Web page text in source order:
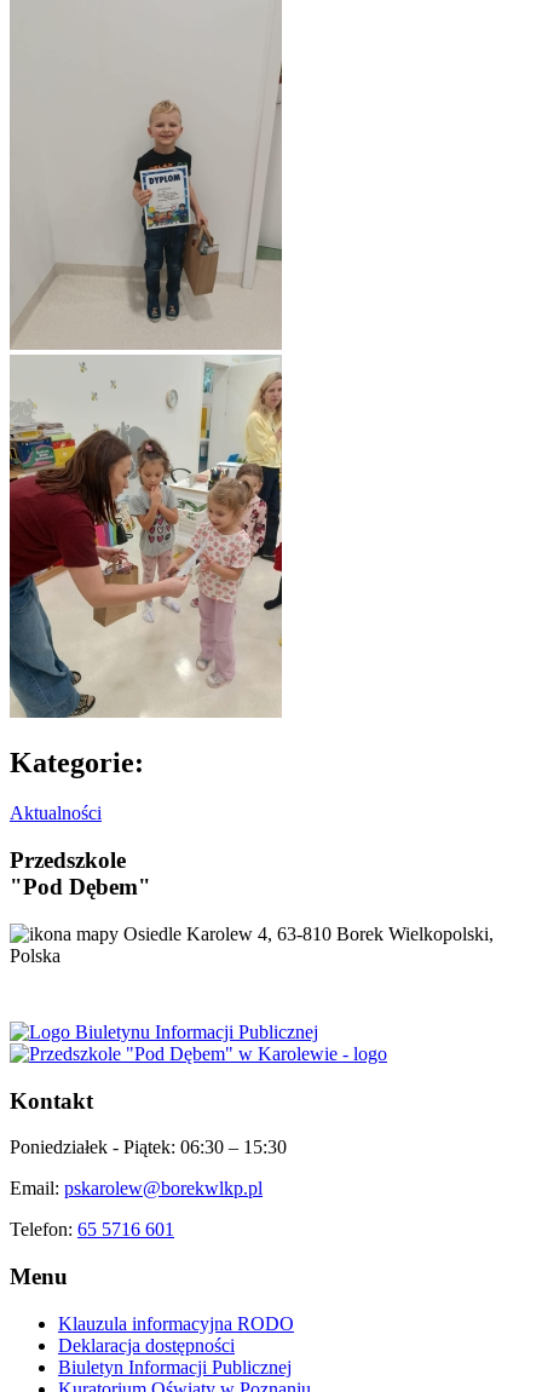
Kategorie:
Aktualności
Przedszkole
"Pod Dębem"
Osiedle Karolew 4, 63-810 Borek Wielkopolski,
Polska
Kontakt
Poniedziałek - Piątek: 06:30 – 15:30
Email: pskarolew@borekwlkp.pl
Telefon: 65 5716 601
Menu
Klauzula informacyjna RODO
Deklaracja dostępności
Biuletyn Informacji Publicznej